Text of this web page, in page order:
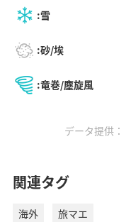
:雪
:砂/埃
:竜巻/塵旋風
データ提供：
関連タグ
海外
旅マエ